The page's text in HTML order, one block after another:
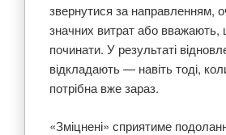
звернутися за направленням,
значних витрат або вважають,
починати. У результаті
відкладають — навіть тоді,
потрібна вже зараз.
«Зміцнені» сприятиме